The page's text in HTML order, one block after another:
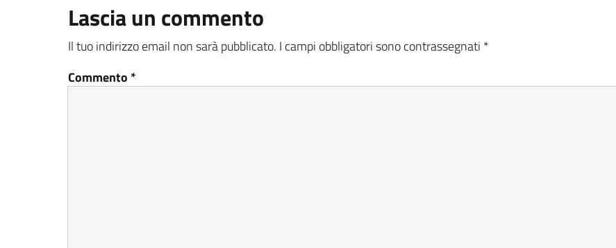
Lascia un commento
Il tuo indirizzo email non sarà pubblicato. I campi obbligatori sono contrassegnati *
Commento *